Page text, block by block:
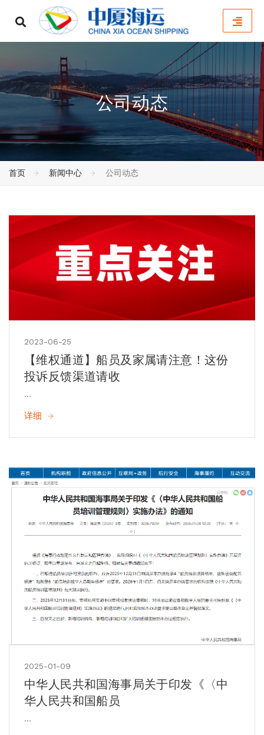
公司动态
首页 新闻中心 公司动态
2023-06-25
【维权通道】船员及家属请注意！这份
投诉反馈渠道请收
...
详细
2025-01-09
中华人民共和国海事局关于印发《〈中
华人民共和国船员
...